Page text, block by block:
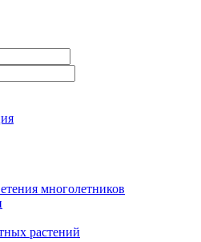
многолетников
растений